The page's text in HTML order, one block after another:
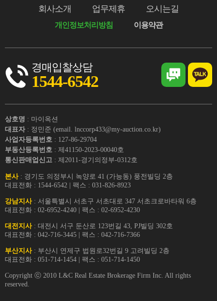
회사소개 업무제휴 오시는길
개인정보처리방침 이용약관
경매입찰상담
1544-6542
상호명 : 마이옥션
대표자 : 정민준 (email. lnccorp433@my-auction.co.kr)
사업자등록번호 : 127-86-29704
부동산등록번호 : 제41150-2023-00040호
통신판매업신고 : 제2011-경기의정부-0312호
본사: 경기도 의정부시 녹양로 41 (가능동) 풍전빌딩 2층
대표전화 : 1544-6542 | 팩스 : 031-826-8923
강남지사: 서울특별시 서초구 서초대로 347 서초크로바타워 6층
대표전화 : 02-6952-4240 | 팩스 : 02-6952-4230
대전지사: 대전시 서구 둔산로 123번길 43, PJ빌딩 302호
대표전화 : 042-716-3445 | 팩스 : 042-716-7366
부산지사: 부산시 연제구 법원로32번길 9 고려빌딩 2층
대표전화 : 051-714-1454 | 팩스 : 051-714-1450
Copyright ⓒ 2010 L&C Real Estate Brokerage Firm Inc. All rights
reserved.